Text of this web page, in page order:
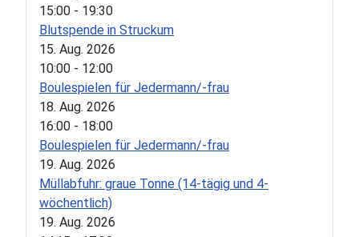
15:00 - 19:30
Blutspende in Struckum
15. Aug. 2026
10:00 - 12:00
Boulespielen für Jedermann/-frau
18. Aug. 2026
16:00 - 18:00
Boulespielen für Jedermann/-frau
19. Aug. 2026
Müllabfuhr: graue Tonne (14-tägig und 4-
wöchentlich)
19. Aug. 2026